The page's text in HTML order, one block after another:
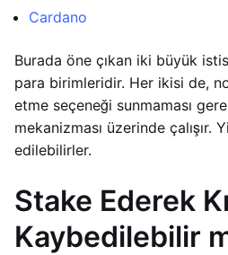
Cardano
Burada öne çıkan iki büyük
para birimleridir. Her ikisi de,
etme seçeneği sunmaması
mekanizması üzerinde çalışır.
edilebilirler.
Stake Ederek
Kaybedilebilir